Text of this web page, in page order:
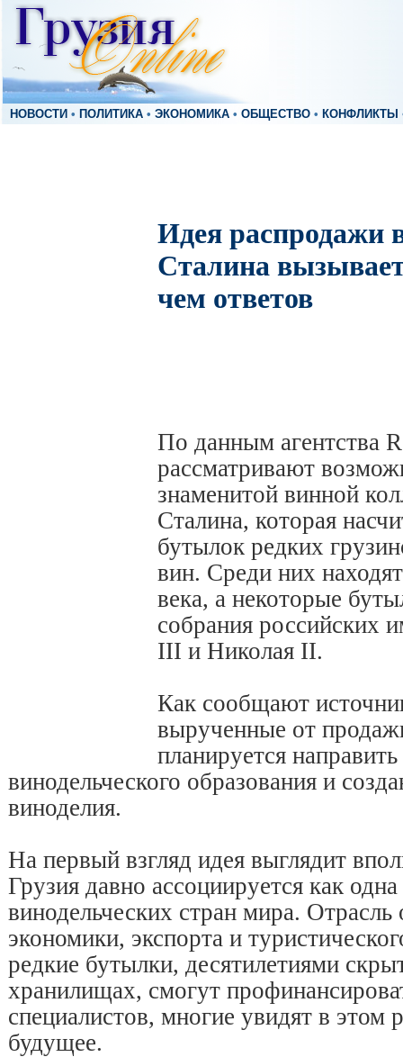
НОВОСТИ • ПОЛИТИКА • ЭКОНОМИКА • ОБЩЕСТВО • КОНФЛИКТЫ
Идея распродажи
Сталина
чем ответов
По данным агентства
рассматривают
знаменитой винной
Сталина, которая
бутылок редких
вин. Среди них
века, а некоторые
собрания российских
III и Николая II.
Как сообщают
вырученные от
планируется
винодельческого образования и
виноделия.
На первый взгляд идея выглядит
Грузия давно ассоциируется как
винодельческих стран мира.
экономики, экспорта и
редкие бутылки, десятилетиями
хранилищах, смогут
специалистов, многие увидят в этом
будущее.